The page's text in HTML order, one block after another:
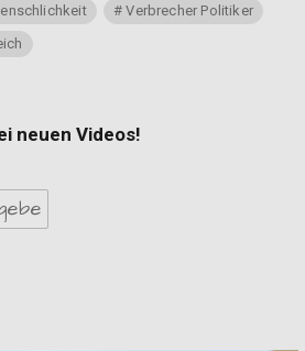
Verbrecher Politiker
neuen Videos!